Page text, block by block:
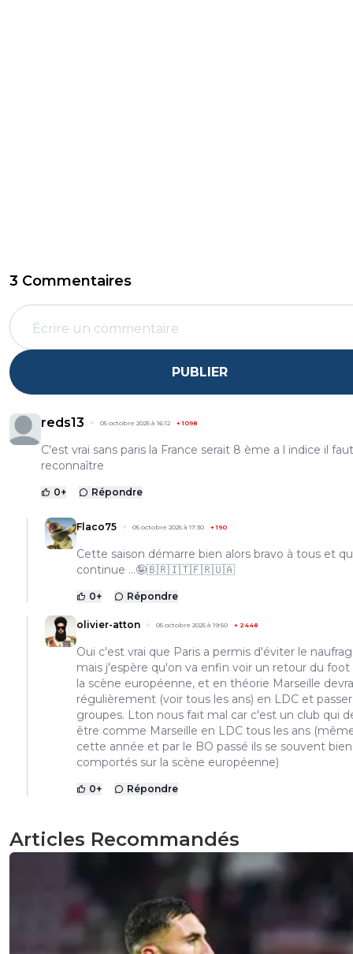
3 Commentaires
PUBLIER
reds13 05 octobre 2025 à 16:12 +1098
C'est vrai sans paris la France serait 8 ème a l indice il
reconnaître
0+ Répondre
Flaco75 05 octobre 2025 à 17:30 +190
Cette saison démarre bien alors bravo à tous et
continue …🤪🇧🇷🇮🇹🇫🇷🇺🇦
0+ Répondre
olivier-atton 05 octobre 2025 à 19:50 + 2448
Oui c'est vrai que Paris a permis d'éviter le
mais j'espère qu'on va enfin voir un retour du foot
la scène européenne, et en théorie Marseille
régulièrement (voir tous les ans) en LDC et
groupes. Lton nous fait mal car c'est un club qui
être comme Marseille en LDC tous les ans
cette année et par le BO passé ils se souvent bien
comportés sur la scène européenne)
0+ Répondre
Articles Recommandés